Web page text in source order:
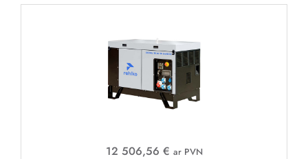
12 506,56 € ar PVN